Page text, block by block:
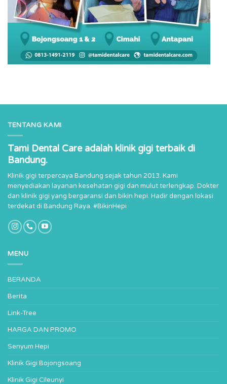
TENTANG KAMI
Tami Dental Care adalah klinik gigi terbaik di
Bandung.
Klinik gigi terpercaya Bandung sejak tahun 2013. Kami
menyediakan layanan kesehatan gigi dan mulut terlengkap. Dokter
dan klinik gigi yang bergaransi dan bikin hepi. Hadir dengan lokasi
terdekat di Bandung Raya. #BikinHepi
MENU
BERANDA
Berita
Link-Tree
HARGA DAN PROMO
Senyum Hepi
Klinik Gigi Bojongsoang
Klinik Gigi Cileunyi